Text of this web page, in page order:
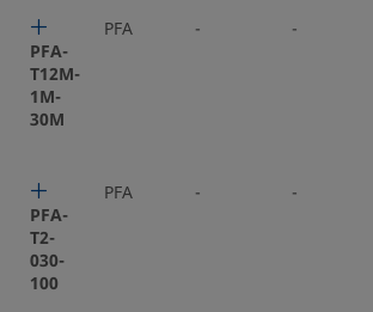
PFA-
T12M-
1M-
30M
PFA - -
PFA-
T2-
030-
100
PFA - -